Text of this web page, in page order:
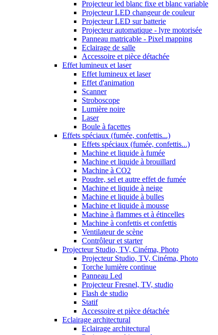
Projecteur led blanc fixe et blanc variable
Projecteur LED changeur de couleur
Projecteur LED sur batterie
Projecteur automatique - lyre motorisée
Panneau matriçable - Pixel mapping
Eclairage de salle
Accessoire et pièce détachée
Effet lumineux et laser
Effet lumineux et laser
Effet d'animation
Scanner
Stroboscope
Lumière noire
Laser
Boule à facettes
Effets spéciaux (fumée, confettis...)
Effets spéciaux (fumée, confettis...)
Machine et liquide à fumée
Machine et liquide à brouillard
Machine à CO2
Poudre, sel et autre effet de fumée
Machine et liquide à neige
Machine et liquide à bulles
Machine et liquide à mousse
Machine à flammes et à étincelles
Machine à confettis et confettis
Ventilateur de scène
Contrôleur et starter
Projecteur Studio, TV, Cinéma, Photo
Projecteur Studio, TV, Cinéma, Photo
Torche lumière continue
Panneau Led
Projecteur Fresnel, TV, studio
Flash de studio
Statif
Accessoire et pièce détachée
Eclairage architectural
Eclairage architectural